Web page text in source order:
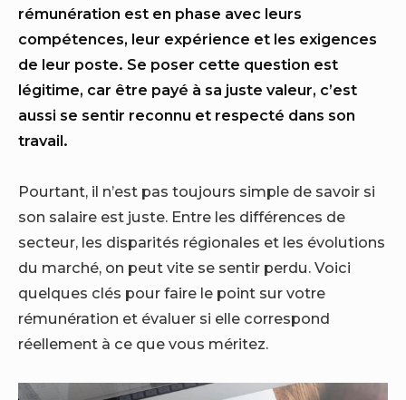
rémunération est en phase avec leurs
compétences, leur expérience et les exigences
de leur poste. Se poser cette question est
légitime, car être payé à sa juste valeur, c’est
aussi se sentir reconnu et respecté dans son
travail.
Pourtant, il n’est pas toujours simple de savoir si
son salaire est juste. Entre les différences de
secteur, les disparités régionales et les évolutions
du marché, on peut vite se sentir perdu. Voici
quelques clés pour faire le point sur votre
rémunération et évaluer si elle correspond
réellement à ce que vous méritez.